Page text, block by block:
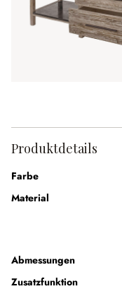
Produktdetails
Farbe
Material
Abmessungen
Zusatzfunktion